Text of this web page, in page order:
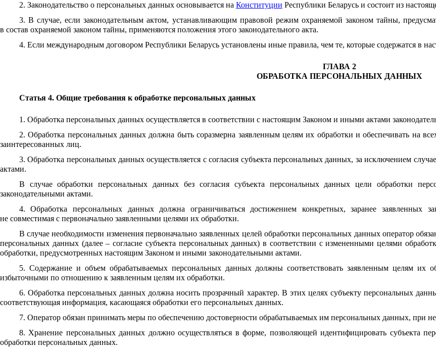
2. Законодательство о персональных данных основывается на Конституции Республики Беларусь и состоит из
3. В случае, если законодательным актом, устанавливающим правовой режим охраняемой законом тайны,
в состав охраняемой законом тайны, применяются положения этого законодательного акта.
4. Если международным договором Республики Беларусь установлены иные правила, чем те, которые содержатся в
ГЛАВА 2
ОБРАБОТКА ПЕРСОНАЛЬНЫХ ДАННЫХ
Статья 4. Общие требования к обработке персональных данных
1. Обработка персональных данных осуществляется в соответствии с настоящим Законом и иными актами
2. Обработка персональных данных должна быть соразмерна заявленным целям их обработки и обеспечивать на
заинтересованных лиц.
3. Обработка персональных данных осуществляется с согласия субъекта персональных данных, за исключением
актами.
В случае обработки персональных данных без согласия субъекта персональных данных цели обработки
законодательными актами.
4. Обработка персональных данных должна ограничиваться достижением конкретных, заранее заявленных
не совместимая с первоначально заявленными целями их обработки.
В случае необходимости изменения первоначально заявленных целей обработки персональных данных оператор
персональных данных (далее – согласие субъекта персональных данных) в соответствии с измененными целями
обработки, предусмотренных настоящим Законом и иными законодательными актами.
5. Содержание и объем обрабатываемых персональных данных должны соответствовать заявленным целям их
избыточными по отношению к заявленным целям их обработки.
6. Обработка персональных данных должна носить прозрачный характер. В этих целях субъекту персональных
соответствующая информация, касающаяся обработки его персональных данных.
7. Оператор обязан принимать меры по обеспечению достоверности обрабатываемых им персональных данных, при
8. Хранение персональных данных должно осуществляться в форме, позволяющей идентифицировать субъекта
обработки персональных данных.